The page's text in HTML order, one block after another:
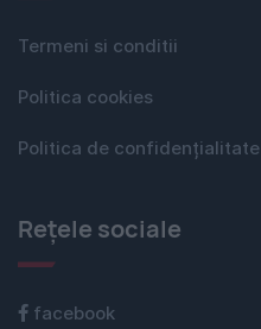
Termeni si conditii
Politica cookies
Politica de confidențialitate
Rețele sociale
facebook